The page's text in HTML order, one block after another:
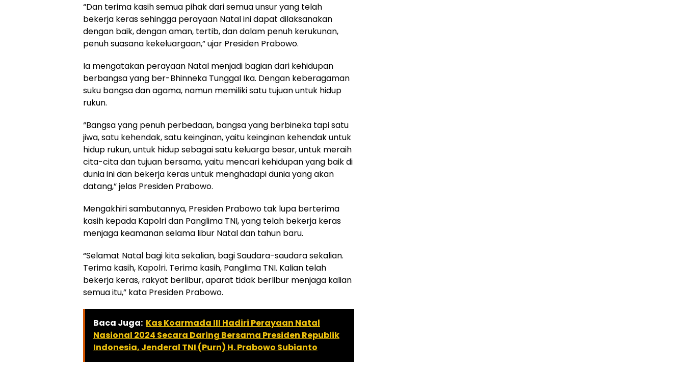
“Dan terima kasih semua pihak dari semua unsur yang telah
bekerja keras sehingga perayaan Natal ini dapat dilaksanakan
dengan baik, dengan aman, tertib, dan dalam penuh kerukunan,
penuh suasana kekeluargaan,” ujar Presiden Prabowo.
Ia mengatakan perayaan Natal menjadi bagian dari kehidupan
berbangsa yang ber-Bhinneka Tunggal Ika. Dengan keberagaman
suku bangsa dan agama, namun memiliki satu tujuan untuk hidup
rukun.
“Bangsa yang penuh perbedaan, bangsa yang berbineka tapi satu
jiwa, satu kehendak, satu keinginan, yaitu keinginan kehendak untuk
hidup rukun, untuk hidup sebagai satu keluarga besar, untuk meraih
cita-cita dan tujuan bersama, yaitu mencari kehidupan yang baik di
dunia ini dan bekerja keras untuk menghadapi dunia yang akan
datang,” jelas Presiden Prabowo.
Mengakhiri sambutannya, Presiden Prabowo tak lupa berterima
kasih kepada Kapolri dan Panglima TNI, yang telah bekerja keras
menjaga keamanan selama libur Natal dan tahun baru.
“Selamat Natal bagi kita sekalian, bagi Saudara-saudara sekalian.
Terima kasih, Kapolri. Terima kasih, Panglima TNI. Kalian telah
bekerja keras, rakyat berlibur, aparat tidak berlibur menjaga kalian
semua itu,” kata Presiden Prabowo.
Baca Juga: Kas Koarmada III Hadiri Perayaan Natal
Nasional 2024 Secara Daring Bersama Presiden Republik
Indonesia, Jenderal TNI (Purn) H. Prabowo Subianto